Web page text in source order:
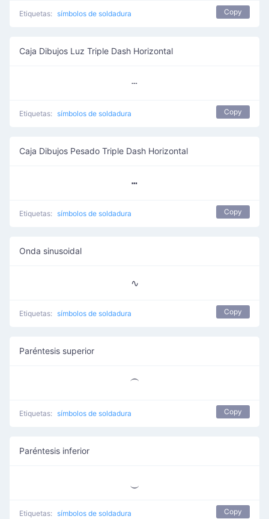
Etiquetas: símbolos de soldadura Copy
Caja Dibujos Luz Triple Dash Horizontal
┄
Etiquetas: símbolos de soldadura Copy
Caja Dibujos Pesado Triple Dash Horizontal
┅
Etiquetas: símbolos de soldadura Copy
Onda sinusoidal
∿
Etiquetas: símbolos de soldadura Copy
Paréntesis superior
⏜
Etiquetas: símbolos de soldadura Copy
Paréntesis inferior
Etiquetas: símbolos de soldadura Copy